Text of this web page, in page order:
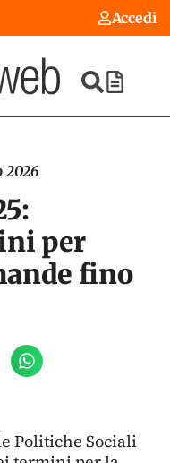
Accedi
2026
per
fino
Politiche Sociali